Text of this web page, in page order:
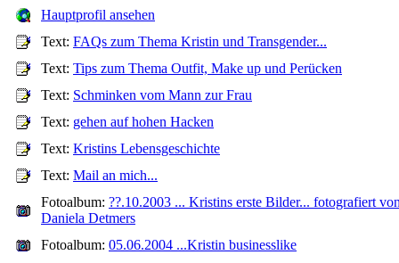
Hauptprofil ansehen
Text: FAQs zum Thema Kristin und Transgender...
Text: Tips zum Thema Outfit, Make up und Perücken
Text: Schminken vom Mann zur Frau
Text: gehen auf hohen Hacken
Text: Kristins Lebensgeschichte
Text: Mail an mich...
Fotoalbum: ??.10.2003 ... Kristins erste Bilder... fotografiert
Daniela Detmers
Fotoalbum: 05.06.2004 ...Kristin businesslike